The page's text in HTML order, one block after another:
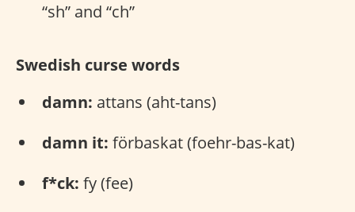
“sh” and “ch”
Swedish curse words
damn: attans (aht-tans)
damn it: förbaskat (foehr-bas-kat)
f*ck: fy (fee)